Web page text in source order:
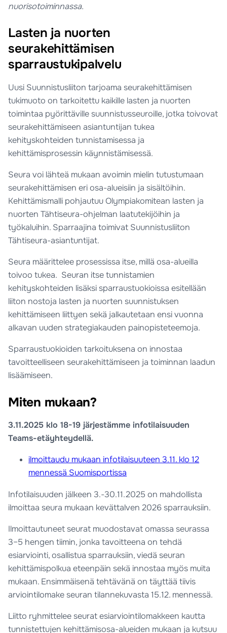
nuorisotoiminnassa.
Lasten ja nuorten
seurakehittämisen
sparraustukipalvelu
Uusi Suunnistusliiton tarjoama seurakehittämisen
tukimuoto on tarkoitettu kaikille lasten ja nuorten
toimintaa pyörittäville suunnistusseuroille, jotka toivovat
seurakehittämiseen asiantuntijan tukea
kehityskohteiden tunnistamisessa ja
kehittämisprosessin käynnistämisessä.
Seura voi lähteä mukaan avoimin mielin tutustumaan
seurakehittämisen eri osa-alueisiin ja sisältöihin.
Kehittämismalli pohjautuu Olympiakomitean lasten ja
nuorten Tähtiseura-ohjelman laatutekijöihin ja
työkaluihin. Sparraajina toimivat Suunnistusliiton
Tähtiseura-asiantuntijat.
Seura määrittelee prosessissa itse, millä osa-alueilla
toivoo tukea. Seuran itse tunnistamien
kehityskohteiden lisäksi sparraustuokioissa esitellään
liiton nostoja lasten ja nuorten suunnistuksen
kehittämiseen liittyen sekä jalkautetaan ensi vuonna
alkavan uuden strategiakauden painopisteteemoja.
Sparraustuokioiden tarkoituksena on innostaa
tavoitteelliseen seurakehittämiseen ja toiminnan laadun
lisäämiseen.
Miten mukaan?
3.11.2025 klo 18-19 järjestämme infotilaisuuden
Teams-etäyhteydellä.
ilmoittaudu mukaan infotilaisuuteen 3.11. klo 12
mennessä Suomisportissa
Infotilaisuuden jälkeen 3.-30.11.2025 on mahdollista
ilmoittaa seura mukaan kevättalven 2026 sparrauksiin.
Ilmoittautuneet seurat muodostavat omassa seurassa
3–5 hengen tiimin, jonka tavoitteena on tehdä
esiarviointi, osallistua sparrauksiin, viedä seuran
kehittämispolkua eteenpäin sekä innostaa myös muita
mukaan. Ensimmäisenä tehtävänä on täyttää tiivis
arviointilomake seuran tilannekuvasta 15.12. mennessä.
Liitto ryhmittelee seurat esiarviointilomakkeen kautta
tunnistettujen kehittämisosa-alueiden mukaan ja kutsuu